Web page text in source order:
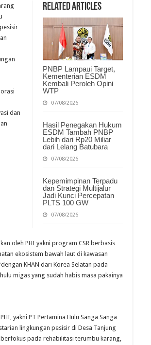
Related Articles
PNBP Lampaui Target,
Kementerian ESDM
Kembali Peroleh Opini
WTP
07/08/2026
Hasil Penegakan Hukum
ESDM Tambah PNBP
Lebih dari Rp20 Miliar
dari Lelang Batubara
07/08/2026
Kepemimpinan Terpadu
dan Strategi Multijalur
Jadi Kunci Percepatan
PLTS 100 GW
07/08/2026
dan
oleh PHI yakni program CSR berbasis
ekosistem bawah laut di kawasan
dengan KHAN dari Korea Selatan pada
migas yang sudah habis masa pakainya
yakni PT Pertamina Hulu Sanga Sanga
lingkungan pesisir di Desa Tanjung
pada rehabilitasi terumbu karang,